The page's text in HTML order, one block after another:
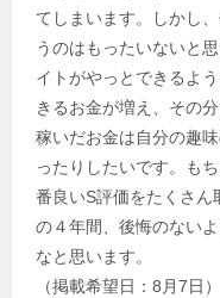
てしまいます。しかし
うのはもったいないと
イトがやっとできるよ
きるお金が増え、その
稼いだお金は自分の趣
ったりしたいです。も
番良いS評価をたくさ
の４年間、後悔のない
なと思います。
（掲載希望日：8月7日）